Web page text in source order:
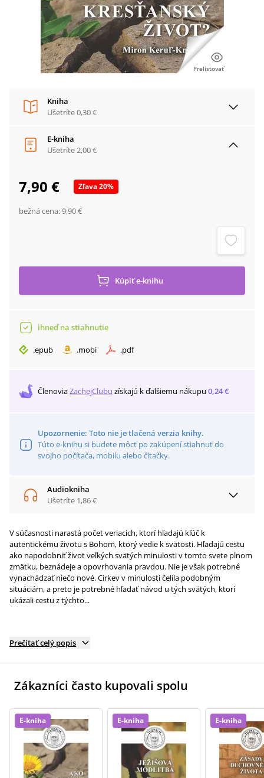
Prelistovať
Kniha
Ušetríte0,30 €
E-kniha
Ušetríte2,00 €
7,90 € Zľava20%
bežná cena:9,90 €
Kúpiťe-knihu
ihneď na stiahnutie
.epub .mobi .pdf
ČlenoviaZachejClubu získajú k ďalšiemu nákupu 0,24 €
Upozornenie: Toto nie je tlačená verzia knihy.
Túto e-knihu si budete môcť po zakúpení stiahnuť do
svojho počítača, mobilu alebo čítačky.
Audiokniha
Ušetríte 1,86 €
V súčasnosti narastá počet veriacich, ktorí hľadajú kľúč k
autentickému životu s Bohom, ktorý vedie k svätosti. Hľadajú cestu
ako napodobniť život veľkých svätých minulosti v tomto svete plnom
zmätku, beznádeje a opovrhovania pravdou. Nie je však potrebné
vynachádzať niečo nové. Cirkev v minulosti čelila podobným
situáciám, a preto je potrebné hľadať návod u tých svätých, ktorí
ukázali cestu z týchto...
Prečítať celý popis
Zákazníci často kupovali spolu
E-kniha E-kniha E-kniha